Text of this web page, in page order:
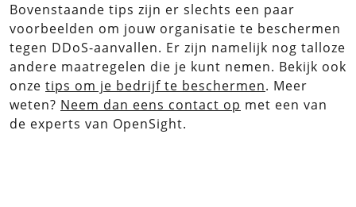
Bovenstaande tips zijn er slechts een paar
voorbeelden om jouw organisatie te beschermen
tegen DDoS-aanvallen. Er zijn namelijk nog talloze
andere maatregelen die je kunt nemen. Bekijk ook
onze tips om je bedrijf te beschermen. Meer
weten? Neem dan eens contact op met een van
de experts van OpenSight.